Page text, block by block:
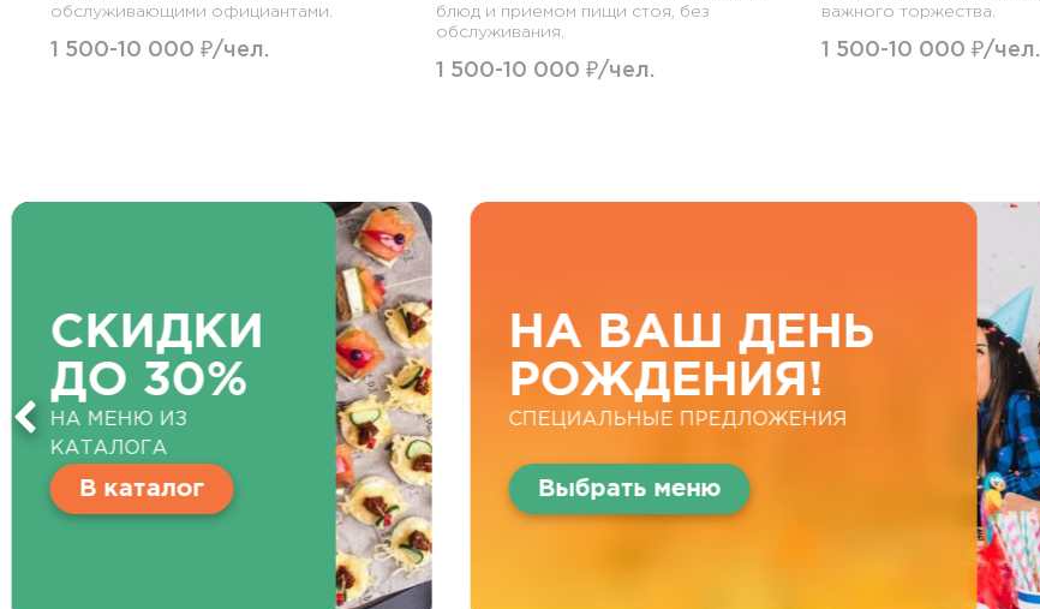
обслуживающими официантами.
1 500-10 000 ₽/чел.
блюд и приемом пищи стоя, без
обслуживания.
1 500-10 000 ₽/чел.
важного торжества.
1 500-10 000 ₽/чел.
СКИДКИ
ДО 30%
НА МЕНЮ ИЗ
КАТАЛОГА
В каталог
НА ВАШ ДЕНЬ
РОЖДЕНИЯ!
СПЕЦИАЛЬНЫЕ ПРЕДЛОЖЕНИЯ
Выбрать меню